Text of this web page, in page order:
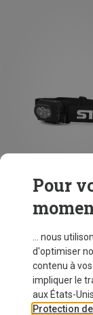
Vous économisez
Pour
... nous
d'optimiser
contenu à
impliquer le
aux États-
Protection